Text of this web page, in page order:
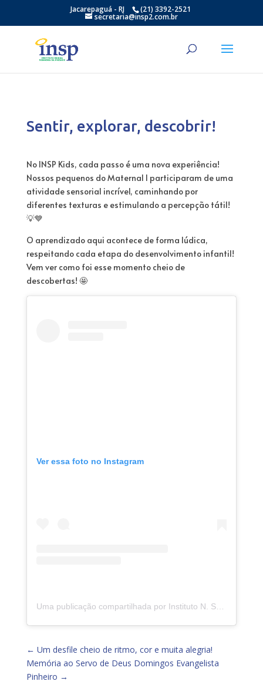
Jacarepaguá - RJ (21) 3392-2521
secretaria@insp2.com.br
Sentir, explorar, descobrir!
No INSP Kids, cada passo é uma nova experiência!
Nossos pequenos do Maternal I participaram de uma
atividade sensorial incrível, caminhando por
diferentes texturas e estimulando a percepção tátil!
💡💙
O aprendizado aqui acontece de forma lúdica,
respeitando cada etapa do desenvolvimento infantil!
Vem ver como foi esse momento cheio de
descobertas! 🤩
Ver essa foto no Instagram
Uma publicação compartilhada por Instituto N. Sra. da Piedade (@insp.jacarepagua)
← Um desfile cheio de ritmo, cor e muita alegria!
Memória ao Servo de Deus Domingos Evangelista
Pinheiro →